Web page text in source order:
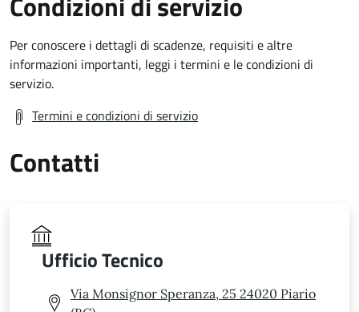
Per conoscere i dettagli di scadenze, requisiti e altre
informazioni importanti, leggi i termini e le condizioni di
servizio.
Termini e condizioni di servizio
Contatti
Ufficio Tecnico
Via Monsignor Speranza, 25 24020 Piario